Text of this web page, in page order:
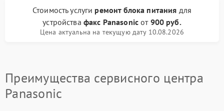
Стоимость услуги ремонт блока питания для
устройства факс Panasonicот 900 руб.
Цена актуальна на текущую дату 10.08.2026
Преимущества сервисного центра
Panasonic